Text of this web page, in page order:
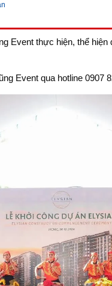
Event thực hiện, thể
Event qua hotline 0907